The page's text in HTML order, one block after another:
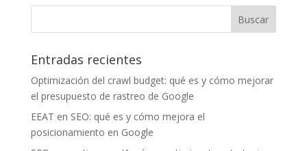
Entradas recientes
Optimización del crawl budget: qué es y cómo mejorar
el presupuesto de rastreo de Google
EEAT en SEO: qué es y cómo mejora el
posicionamiento en Google